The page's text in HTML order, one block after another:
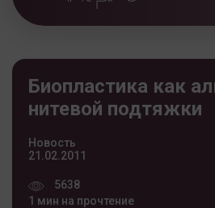
Биопластика как
нитевой подтяжки
Новость
21.02.2011
5638
1 мин на прочтение